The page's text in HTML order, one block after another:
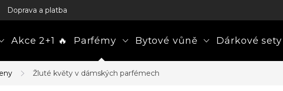
Doprava a platba
Akce 2+1 🔥 Parfémy Bytové vůně Dárkové sety
Žluté květy v dámských parfémech